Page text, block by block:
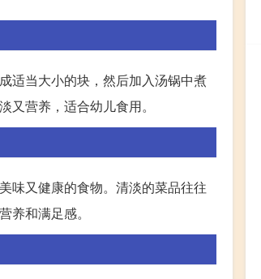
适当大小的块，然后加入汤锅中煮
营养，适合幼儿食用。
味又健康的食物。清淡的菜品往往
和满足感。